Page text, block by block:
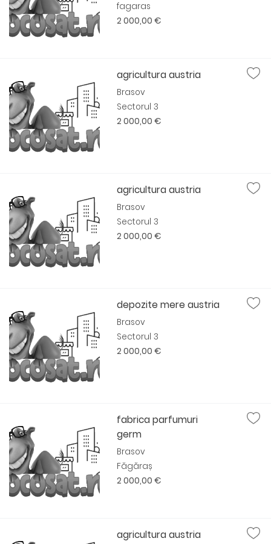
fagaras
2 000,00 €
agricultura austria
Brasov
Sectorul 3
2 000,00 €
agricultura austria
Brasov
Sectorul 3
2 000,00 €
depozite mere austria
Brasov
Sectorul 3
2 000,00 €
fabrica parfumuri
germ
Brasov
Făgăraș
2 000,00 €
agricultura austria